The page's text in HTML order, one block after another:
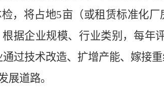
，将占地5亩（或租赁标准化厂
据企业规模、行业类别，每年
过技术改造、扩增产能、嫁接
展道路。